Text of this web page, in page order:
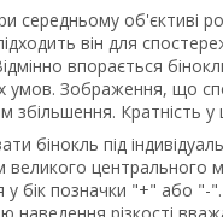
середньому об'єктиві
він для
впорається
умов. Зображення, що
збільшення. Кратність
бінокль під
великого центрального
у бік позначки "+" або